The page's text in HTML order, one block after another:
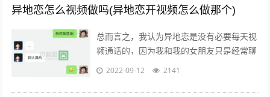
异地恋怎么视频做吗(异地恋开视频怎么做那个)
总而言之，我认为异地恋是没有必要每天视
频通话的，因为我和我的女朋友只是经常聊
天，但并不会视频通话，而且如果我们相互
2022-09-12 2141